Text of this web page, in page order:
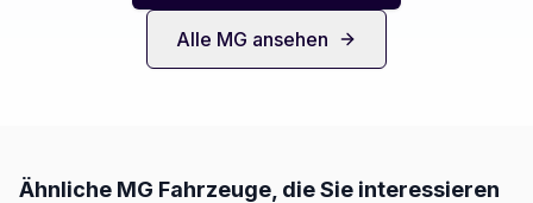
Alle MG ansehen
Ähnliche MG Fahrzeuge, die Sie interessieren